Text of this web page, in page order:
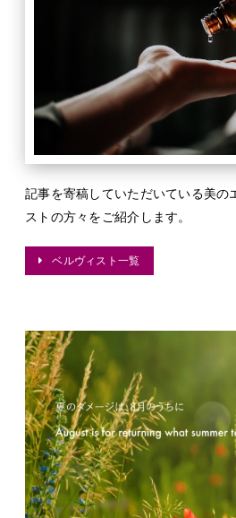
記事を寄稿していただいている美の
ストの方々をご紹介します。
ベルヴィスト一覧